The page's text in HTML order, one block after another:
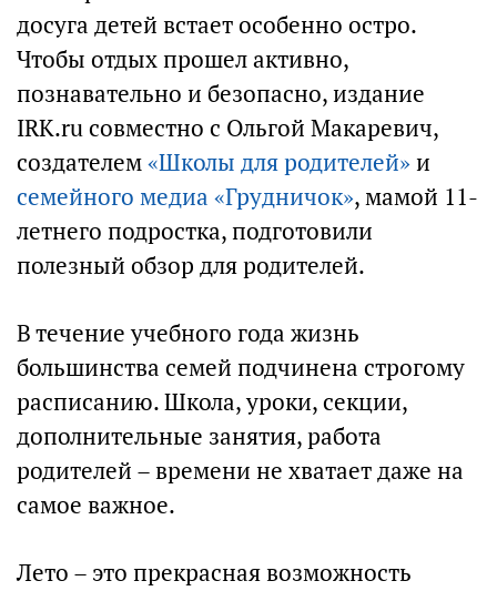
досуга детей встает особенно остро.
Чтобы отдых прошел активно,
познавательно и безопасно, издание
IRK.ru совместно с Ольгой Макаревич,
создателем«Школы для родителей»и
семейного медиа «Грудничок», мамой 11-
летнего подростка, подготовили
полезный обзор для родителей.
В течение учебного года жизнь
большинства семей подчинена строгому
расписанию. Школа, уроки, секции,
дополнительные занятия, работа
родителей – времени не хватает даже на
самое важное.
Лето – это прекрасная возможность